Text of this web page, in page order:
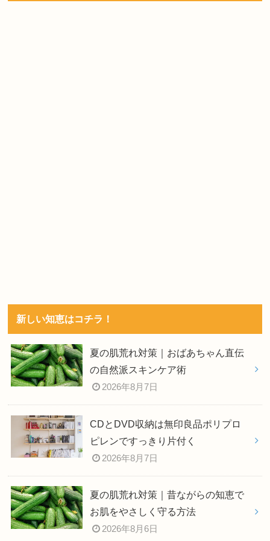
新しい知恵はコチラ！
夏の肌荒れ対策｜おばあちゃん直伝
の自然派スキンケア術
2026年8月7日
CDとDVD収納は無印良品ポリプロ
ピレンですっきり片付く
2026年8月7日
夏の肌荒れ対策｜昔ながらの知恵で
お肌をやさしく守る方法
2026年8月6日